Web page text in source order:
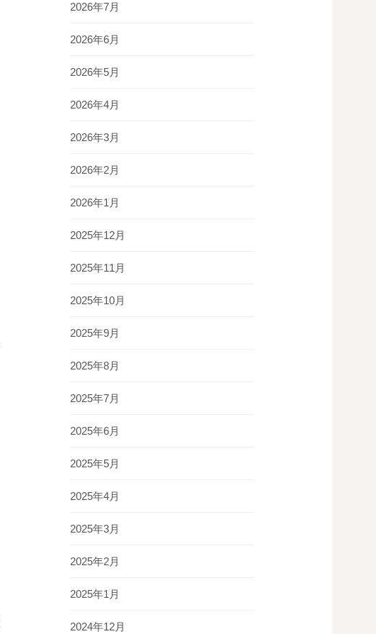
2026年7月
2026年6月
2026年5月
2026年4月
2026年3月
2026年2月
2026年1月
2025年12月
2025年11月
2025年10月
2025年9月
2025年8月
2025年7月
2025年6月
2025年5月
2025年4月
2025年3月
2025年2月
2025年1月
2024年12月